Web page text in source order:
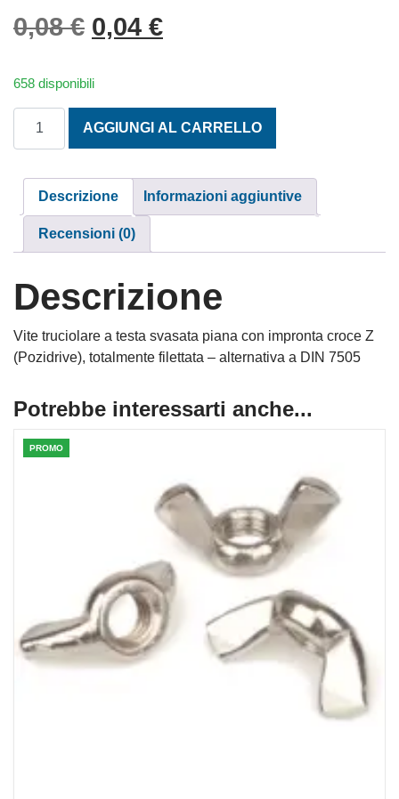
0,08€ Il prezzo originale era:
0,04 €Il prezzo attuale è:
658 disponibili
AGGIUNGI AL CARRELLO
Descrizione Informazioni aggiuntive
Recensioni (0)
Descrizione
Vite truciolare a testa svasata piana con impronta croce Z
(Pozidrive), totalmente filettata – alternativa a DIN 7505
Potrebbe interessarti anche...
PROMO